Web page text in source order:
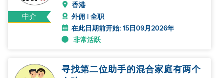
中介
香港
外佣 | 全职
在此日期前开始: 15日09月2026年
非常活跃
寻找第二位助手的混合家庭有两个